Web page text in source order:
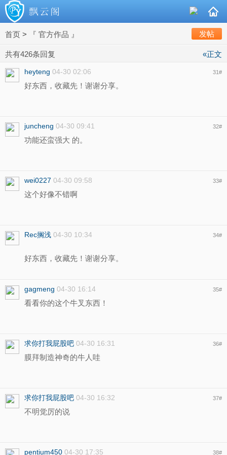
首页 > 『 官方作品 』 发帖
«正文
共有426条回复
heyteng 04-30 02:06 31#
好东西，收藏先！谢谢分享。
juncheng 04-30 09:41 32#
功能还蛮强大 的。
wei0227 04-30 09:58 33#
这个好像不错啊
Rec搁浅 04-30 10:34 34#
好东西，收藏先！谢谢分享。
gagmeng 04-30 16:14 35#
看看你的这个牛叉东西！
求你打我屁股吧 04-30 16:31 36#
膜拜制造神奇的牛人哇
求你打我屁股吧 04-30 16:32 37#
不明觉厉的说
pentium450 04-30 17:35 38#